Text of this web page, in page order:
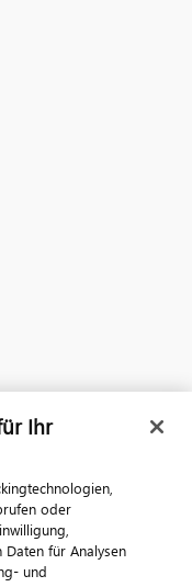
Ihr
oder
für Analysen
und